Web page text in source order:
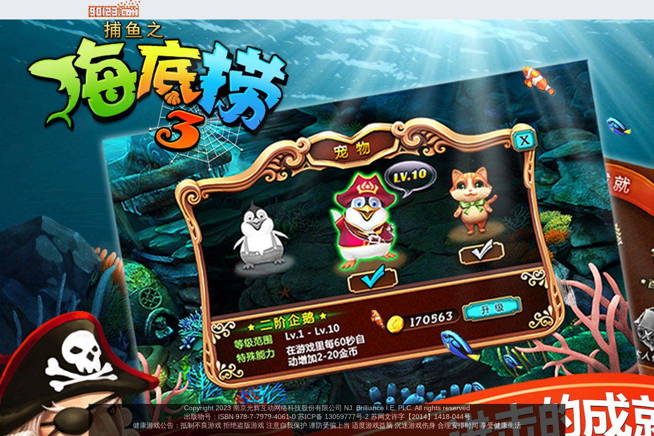
Copyright 2023 南京光辉互动网络科技股份有限公司 NJ. Brilliance I.E. PLC. All rights reserved
出版物号：ISBN 978-7-7979-4061-0 苏ICP备 13059777号-2苏网文许字【2014】1418-044号
健康游戏公告：抵制不良游戏 拒绝盗版游戏 注意自我保护 谨防受骗上当 适度游戏益脑 沉迷游戏伤身 合理安排时间 享受健康生活